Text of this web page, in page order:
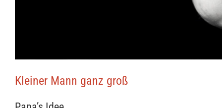
Kleiner Mann ganz groß